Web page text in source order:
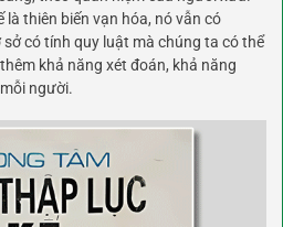
là thiên biến vạn hóa, nó vẫn có
có tính quy luật mà chúng ta có thể
khả năng xét đoán, khả năng
người.